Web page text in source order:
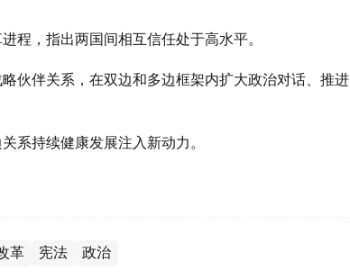
程，指出两国间相互信任处于高水平。
伙伴关系，在双边和多边框架内扩大政治对话、推进
系持续健康发展注入新动力。
革 宪法 政治